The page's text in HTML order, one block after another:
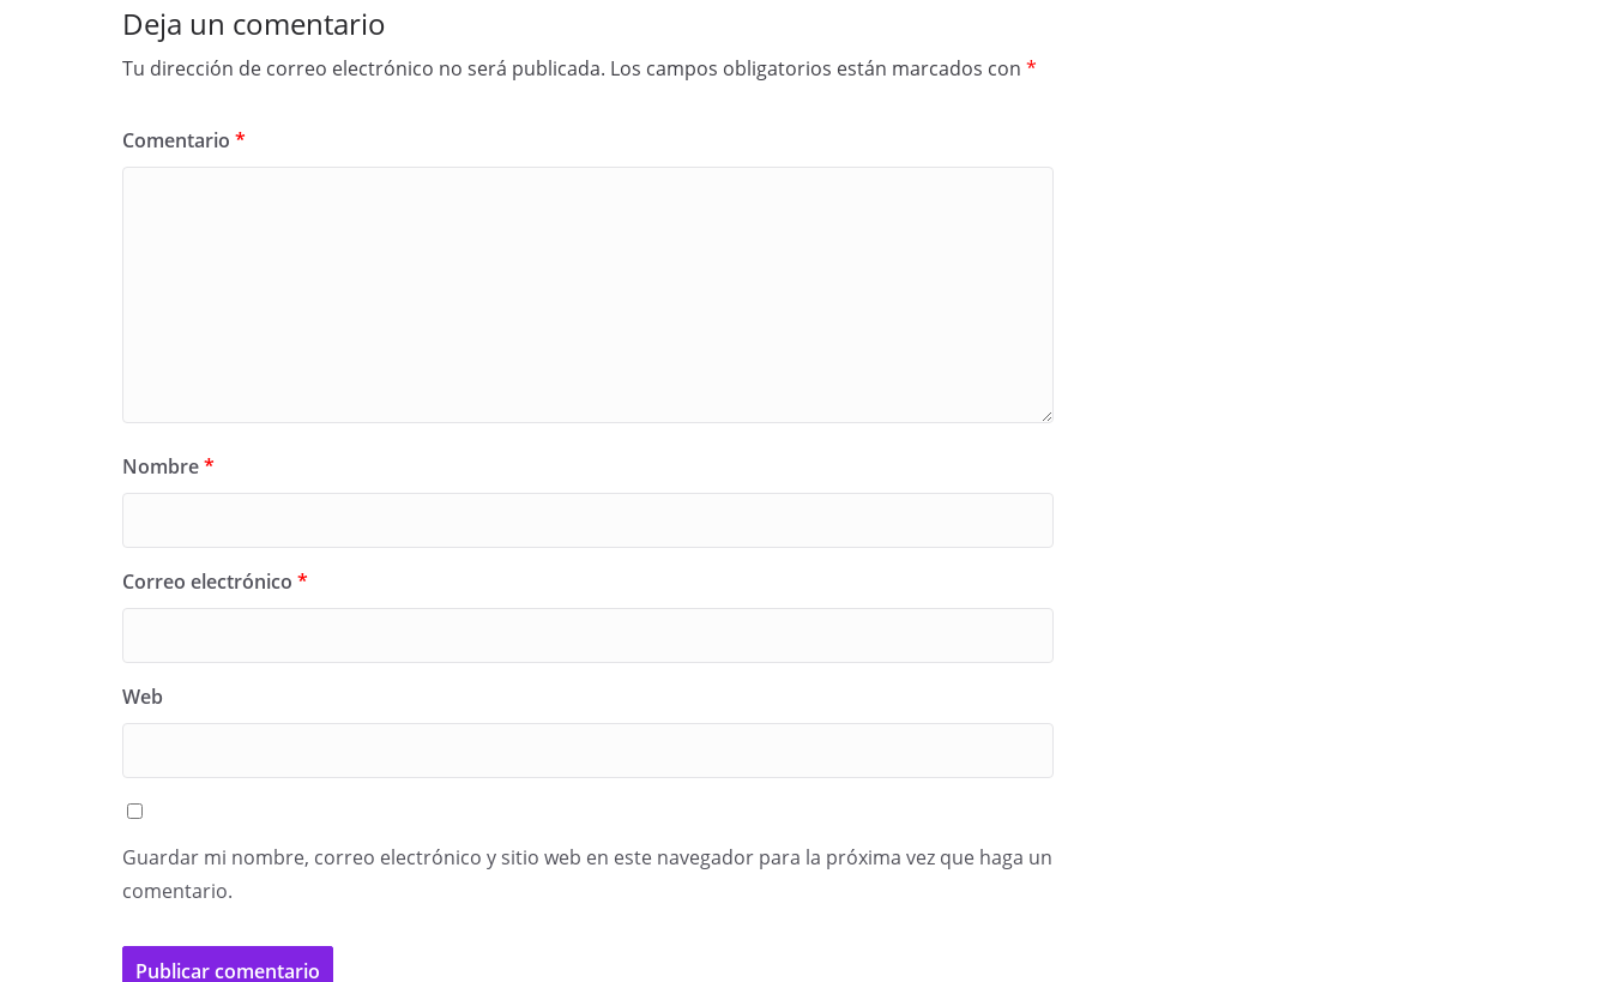
Deja un comentario
Tu dirección de correo electrónico no será publicada. Los campos obligatorios están marcados con *
Comentario *
Nombre*
Correo electrónico *
Web
Guardar mi nombre, correo electrónico y sitio web en este navegador para la próxima vez que haga un
comentario.